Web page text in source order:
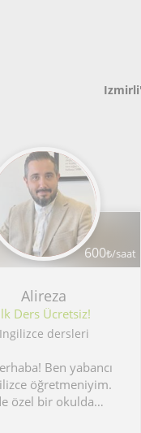
600₺/saat
Alireza
Ders Ücretsiz!
Ingilizce dersleri
Ben yabancı
öğretmeniyim.
özel bir okulda